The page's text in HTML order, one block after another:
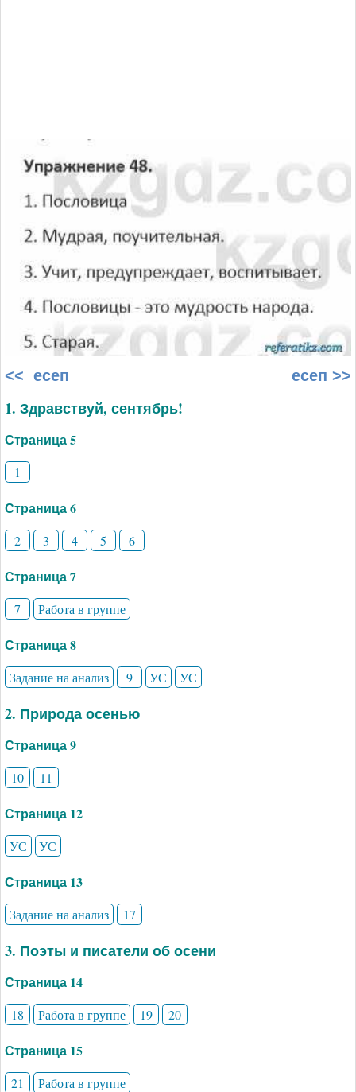
<< есеп есеп >>
1. Здравствуй, сентябрь!
Страница 5
1
Страница 6
2 3 4 5 6
Страница 7
7 Работа в группе
Страница 8
Задание на анализ 9 УС УС
2. Природа осенью
Страница 9
10 11
Страница 12
УС УС
Страница 13
Задание на анализ 17
3. Поэты и писатели об осени
Страница 14
18 Работа в группе 19 20
Страница 15
21 Работа в группе